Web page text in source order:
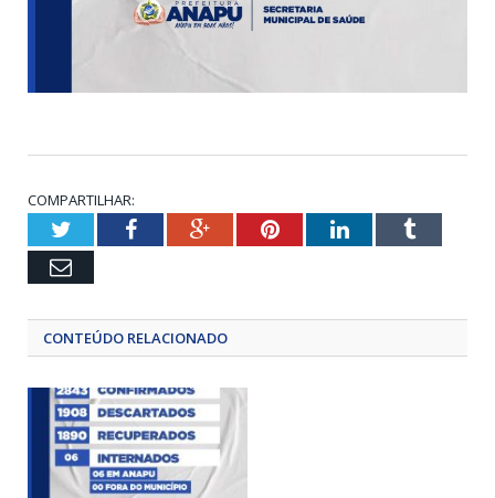
COMPARTILHAR:
TwitterFacebookGoogle+PinterestLinkedInTumblr
Email
CONTEÚDO RELACIONADO